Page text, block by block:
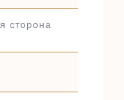
сторона